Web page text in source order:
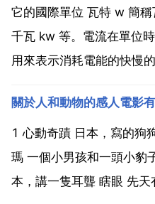
它的國際單位 瓦特 w 簡
千瓦 kw 等。電流在單位
用來表示消耗電能的快慢
上等於它在1秒內所消耗
麼長的時間內消耗的電能
1 心動奇蹟 日本，寫的狗
瑪 一個小男孩和一頭小豹
本，講一隻耳聾 瞎眼 先